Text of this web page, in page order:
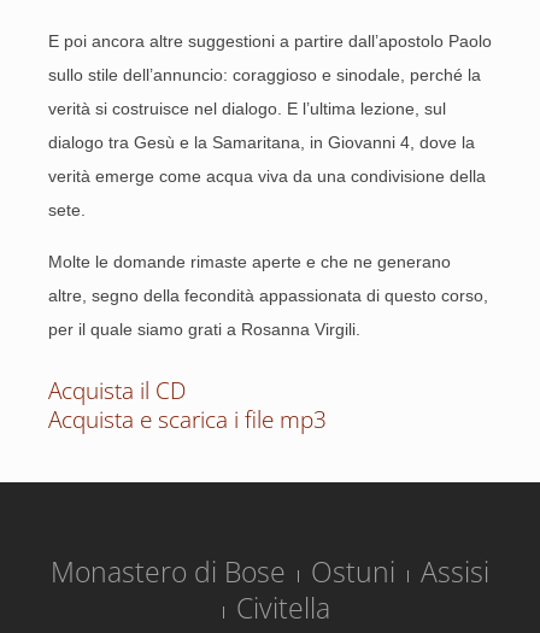
E poi ancora altre suggestioni a partire dall’apostolo Paolo
sullo stile dell’annuncio: coraggioso e sinodale, perché la
verità si costruisce nel dialogo. E l’ultima lezione, sul
dialogo tra Gesù e la Samaritana, in Giovanni 4, dove la
verità emerge come acqua viva da una condivisione della
sete.
Molte le domande rimaste aperte e che ne generano
altre, segno della fecondità appassionata di questo corso,
per il quale siamo grati a Rosanna Virgili.
Acquista il CD
Acquista e scarica i file mp3
Monastero di Bose Ostuni
Assisi
Civitella